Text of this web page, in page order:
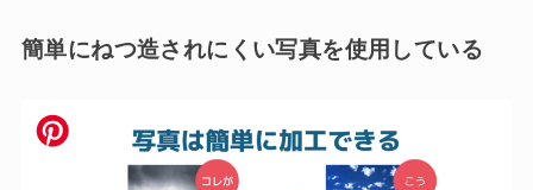
簡単にねつ造されにくい写真を使用している